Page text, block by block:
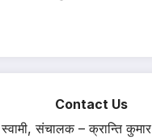
Contact Us
स्वामी, संचालक – क्रान्ति